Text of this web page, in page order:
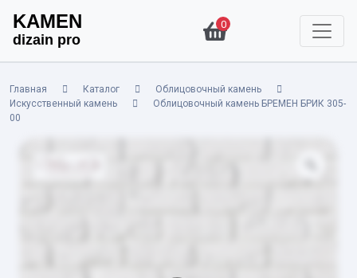
KAMEN
dizain pro
0
Главная Каталог
Облицовочный камень
Искусственный камень
Облицовочный камень БРЕМЕН БРИК 305-
00